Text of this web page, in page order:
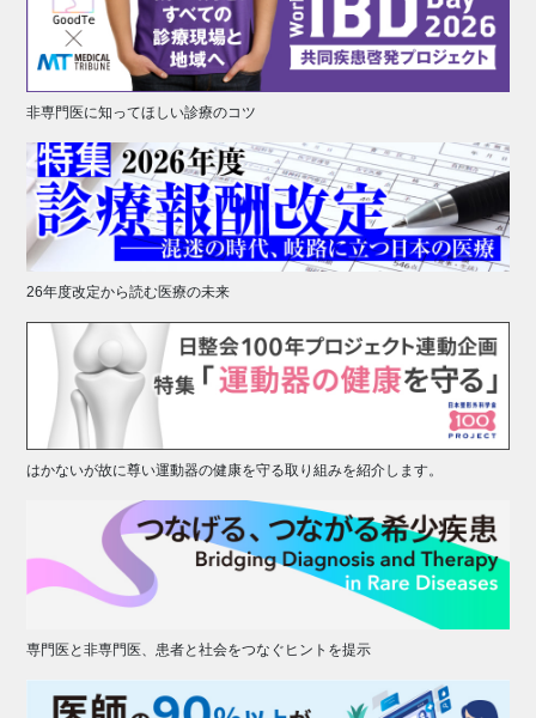
非専門医に知ってほしい診療のコツ
26年度改定から読む医療の未来
はかないが故に尊い運動器の健康を守る取り組みを紹介します。
専門医と非専門医、患者と社会をつなぐヒントを提示